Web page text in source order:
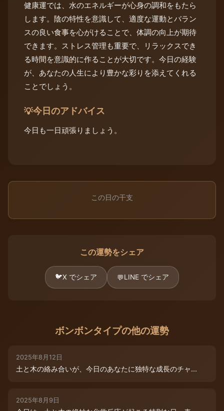
健康運では、水のエネルギーが心身の調和をもたら
します。陰の特性を意識して、適度な運動とバラン
スの良い食事を心がけることで、体調の向上が期待
できます。ストレス管理も重要で、リラックスでき
る時間を意識的に作ることが大切です。今日の経験
が、あなたの人生により豊かな彩りを添えてくれる
ことでしょう。
💡今日のアドバイス
今日も一日頑張りましょう。
この日の干支
この運勢をシェア
🐦X でシェア 💬LINE でシェア
ボンボンタイプの他の運勢
2025年8月12日
土と木の絡み合いが、今日のあなたに独特な成長のチャ...
2025年8月9日